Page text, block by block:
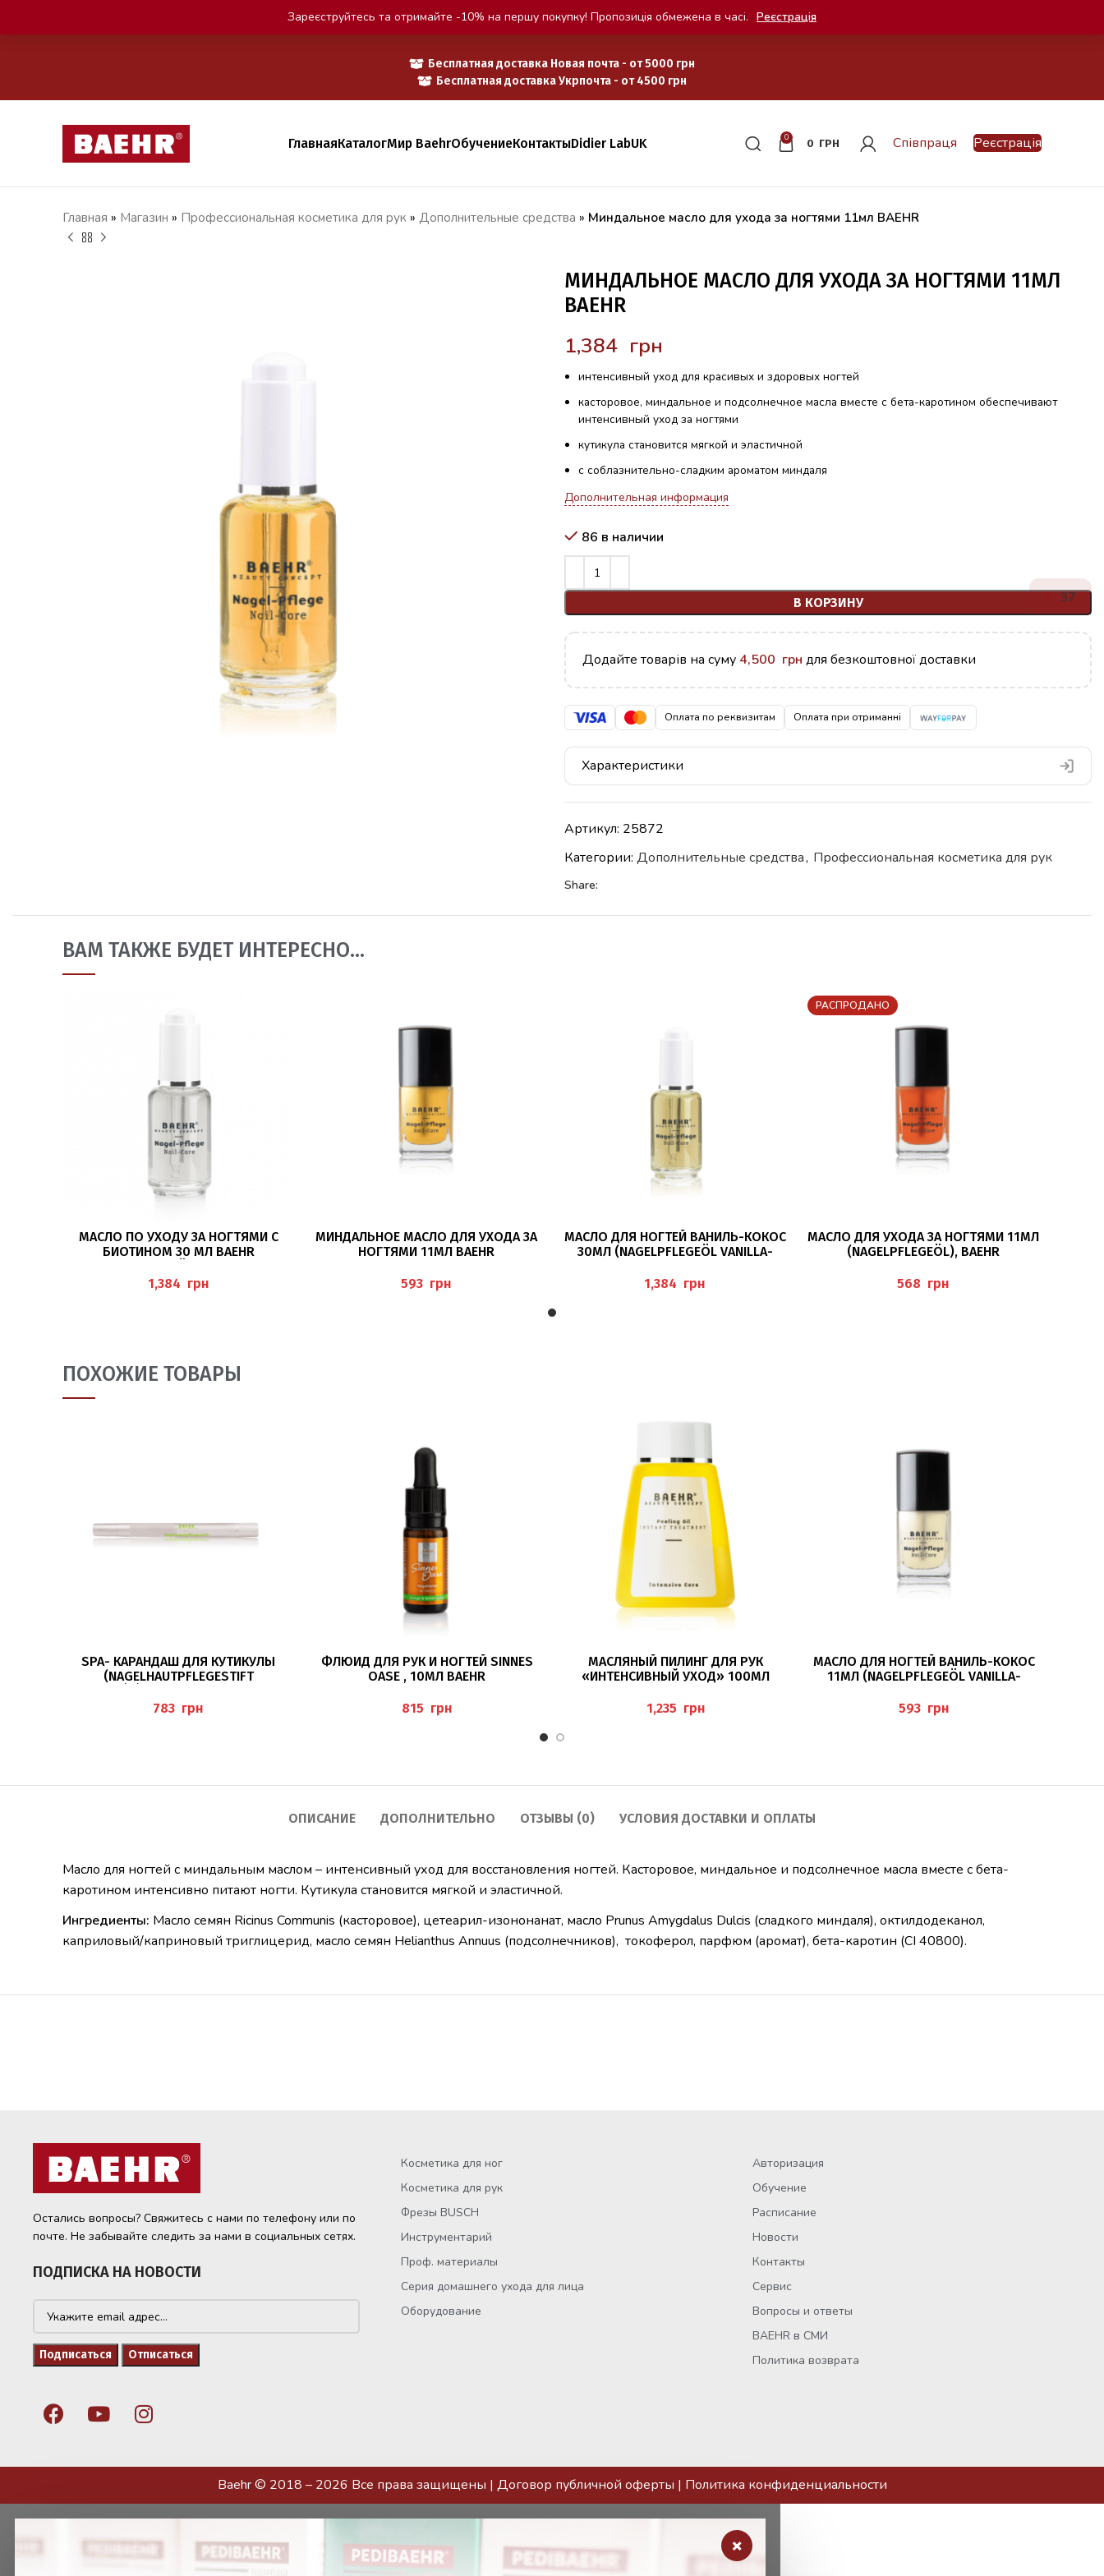
Бесплатная доставка Новая почта - от 5000 грн
Бесплатная доставка Укрпочта - от 4500 грн
ГлавнаяКаталогМир BaehrОбучениеКонтактыDidier LabUK 0
0 ГРН Співпраця Реєстрація
Главная » Магазин » Профессиональная косметика для рук » Дополнительные средства » Миндальное масло для ухода за ногтями 11мл BAEHR
МИНДАЛЬНОЕ МАСЛО ДЛЯ УХОДА ЗА НОГТЯМИ 11МЛ
BAEHR
грн
интенсивный уход для красивых и здоровых ногтей
касторовое, миндальное и подсолнечное масла вместе с бета-каротином обеспечивают
интенсивный уход за ногтями
кутикула становится мягкой и эластичной
с соблазнительно-сладким ароматом миндаля
Дополнительная информация
86 в наличии
В КОРЗИНУ 37
Додайте товарів на суму 4,500 грн для безкоштовної доставки
Оплата по реквизитам Оплата при отриманні
Характеристики
Артикул: 25872
Категории: Дополнительные средства, Профессиональная косметика для рук
Share:
ВАМ ТАКЖЕ БУДЕТ ИНТЕРЕСНО…
В КОРЗИНУ
МАСЛО ПО УХОДУ ЗА НОГТЯМИ С
БИОТИНОМ 30 МЛ BAEHR
грн
В КОРЗИНУ
МИНДАЛЬНОЕ МАСЛО ДЛЯ УХОДА ЗА
НОГТЯМИ 11МЛ BAEHR
грн
В КОРЗИНУ
МАСЛО ДЛЯ НОГТЕЙ ВАНИЛЬ-КОКОС
30МЛ (NAGELPFLEGEÖL VANILLA-
грн
РАСПРОДАНО
ПОДРОБНЕЕ
МАСЛО ДЛЯ УХОДА ЗА НОГТЯМИ 11МЛ
(NAGELPFLEGEÖL), BAEHR
грн
ПОХОЖИЕ ТОВАРЫ
В КОРЗИНУ
SPA- КАРАНДАШ ДЛЯ КУТИКУЛЫ
(NAGELHAUTPFLEGESTIFT
грн
В КОРЗИНУ
ФЛЮИД ДЛЯ РУК И НОГТЕЙ SINNES
OASE , 10МЛ BAEHR
грн
В КОРЗИНУ
МАСЛЯНЫЙ ПИЛИНГ ДЛЯ РУК
«ИНТЕНСИВНЫЙ УХОД» 100МЛ
LAVENDEL”, BAEHR
грн
В КОРЗИНУ
МАСЛО ДЛЯ НОГТЕЙ ВАНИЛЬ-КОКОС
11МЛ (NAGELPFLEGEÖL VANILLA-
грн
ОПИСАНИЕ ДОПОЛНИТЕЛЬНО ОТЗЫВЫ (0) УСЛОВИЯ ДОСТАВКИ И ОПЛАТЫ
Масло для ногтей с миндальным маслом – интенсивный уход для восстановления ногтей. Касторовое, миндальное и подсолнечное масла вместе с бета-
каротином интенсивно питают ногти. Кутикула становится мягкой и эластичной.
Ингредиенты: Масло семян Ricinus Communis (касторовое), цетеарил-изононанат, масло Prunus Amygdalus Dulcis (сладкого миндаля), октилдодеканол,
каприловый/каприновый триглицерид, масло семян Helianthus Annuus (подсолнечников), токоферол, парфюм (аромат), бета-каротин (CI 40800).
Остались вопросы? Свяжитесь с нами по телефону или по
почте. Не забывайте следить за нами в социальных сетях.
ПОДПИСКА НА НОВОСТИ
Косметика для ног
Косметика для рук
Фрезы BUSCH
Инструментарий
Проф. материалы
Серия домашнего ухода для лица
Оборудование
Авторизация
Обучение
Расписание
Новости
Контакты
Сервис
Вопросы и ответы
BAEHR в СМИ
Политика возврата
Baehr © 2018 – 2026 Все права защищены | Договор публичной оферты | Политика конфиденциальности
Зареєструйтесь та отримайте -10% на першу покупку! Пропозиція обмежена в часі. Реєстрація
×